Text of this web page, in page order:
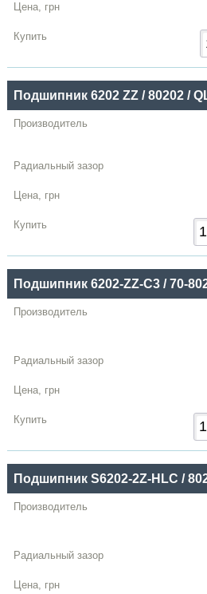
Подшипник 6202 ZZ / 80202 /
Подшипник 6202-ZZ-C3 / 70-
Подшипник S6202-2Z-HLC /